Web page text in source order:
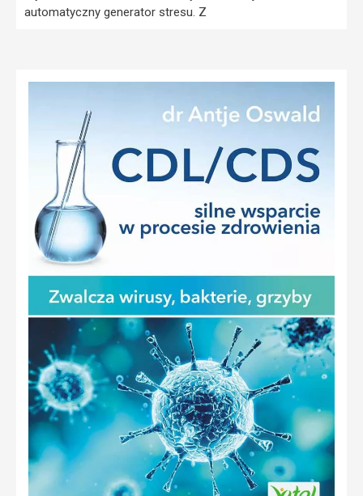
automatyczny generator stresu. Z